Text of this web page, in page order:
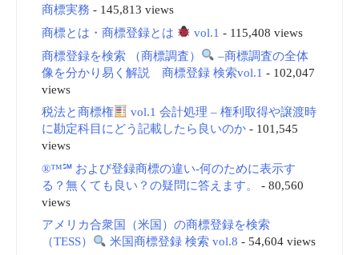
商標実務 - 145,813 views
商標とは・商標登録とは
vol.1 - 115,408 views
商標登録を検索 （商標調査）
–商標調査の全体
像を分かり易く解説 商標登録 検索vol.1 - 102,047
views
税法と商標権
vol.1 会計処理 – 権利取得や譲渡時
に勘定科目にどう記載したら良いのか- 101,545
views
®™℠ および登録商標の違い-何のために表示す
る？無くても良い？の疑問に答えます。
- 80,560
views
アメリカ合衆国（米国）の商標登録を検索
（TESS）
米国商標登録 検索 vol.8 - 54,604 views